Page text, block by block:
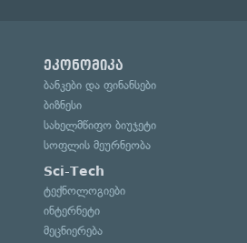
ეკონომიკა
ბანკები და ფინანსები
ბიზნესი
სახელმწიფო ბიუჯეტი
სოფლის მეურნეობა
Sci-Tech
ტექნოლოგიები
ინტერნეტი
მეცნიერება